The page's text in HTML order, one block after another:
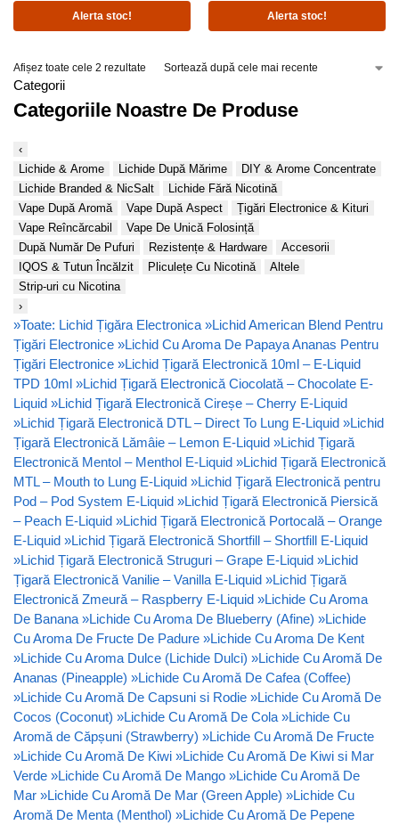
Alerta stoc! Alerta stoc!
Afișez toate cele 2 rezultate
Categorii
Categoriile Noastre De Produse
‹
Lichide & Arome
Lichide După Mărime
DIY & Arome Concentrate
Lichide Branded & NicSalt
Lichide Fără Nicotină
Vape După Aromă
Vape După Aspect
Țigări Electronice & Kituri
Vape Reîncărcabil
Vape De Unică Folosință
După Număr De Pufuri
Rezistențe & Hardware
Accesorii
IQOS & Tutun Încălzit
Pliculețe Cu Nicotină
Altele
Strip-uri cu Nicotina
›
»Toate: Lichid Țigăra Electronica »Lichid American Blend Pentru
Țigări Electronice »Lichid Cu Aroma De Papaya Ananas Pentru
Țigări Electronice »Lichid Țigară Electronică 10ml – E-Liquid
TPD 10ml »Lichid Țigară Electronică Ciocolată – Chocolate E-
Liquid »Lichid Țigară Electronică Cireșe – Cherry E-Liquid
»Lichid Țigară Electronică DTL – Direct To Lung E-Liquid »Lichid
Țigară Electronică Lămâie – Lemon E-Liquid »Lichid Țigară
Electronică Mentol – Menthol E-Liquid »Lichid Țigară Electronică
MTL – Mouth to Lung E-Liquid »Lichid Țigară Electronică pentru
Pod – Pod System E-Liquid »Lichid Țigară Electronică Piersică
– Peach E-Liquid »Lichid Țigară Electronică Portocală – Orange
E-Liquid »Lichid Țigară Electronică Shortfill – Shortfill E-Liquid
»Lichid Țigară Electronică Struguri – Grape E-Liquid »Lichid
Țigară Electronică Vanilie – Vanilla E-Liquid »Lichid Țigară
Electronică Zmeură – Raspberry E-Liquid »Lichide Cu Aroma
De Banana »Lichide Cu Aroma De Blueberry (Afine) »Lichide
Cu Aroma De Fructe De Padure »Lichide Cu Aroma De Kent
»Lichide Cu Aroma Dulce (Lichide Dulci) »Lichide Cu Aromă De
Ananas (Pineapple) »Lichide Cu Aromă De Cafea (Coffee)
»Lichide Cu Aromă De Capsuni si Rodie »Lichide Cu Aromă De
Cocos (Coconut) »Lichide Cu Aromă De Cola »Lichide Cu
Aromă de Căpșuni (Strawberry) »Lichide Cu Aromă De Fructe
»Lichide Cu Aromă De Kiwi »Lichide Cu Aromă De Kiwi si Mar
Verde »Lichide Cu Aromă De Mango »Lichide Cu Aromă De
Mar »Lichide Cu Aromă De Mar (Green Apple) »Lichide Cu
Aromă De Menta (Menthol) »Lichide Cu Aromă De Pepene